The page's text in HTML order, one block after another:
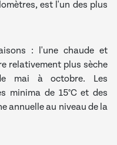
est l'un des plus
: l'une chaude et
relativement plus sèche
mai à octobre. Les
minima de 15°C et des
annuelle au niveau de la